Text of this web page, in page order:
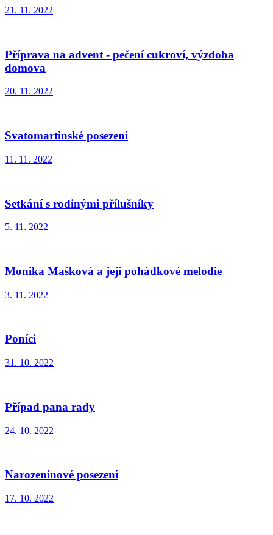
21. 11. 2022
Příprava na advent - pečení cukroví, výzdoba
domova
20. 11. 2022
Svatomartinské posezení
11. 11. 2022
Setkání s rodinými přílušníky
5. 11. 2022
Monika Mašková a její pohádkové melodie
3. 11. 2022
Poníci
31. 10. 2022
Případ pana rady
24. 10. 2022
Narozeninové posezení
17. 10. 2022